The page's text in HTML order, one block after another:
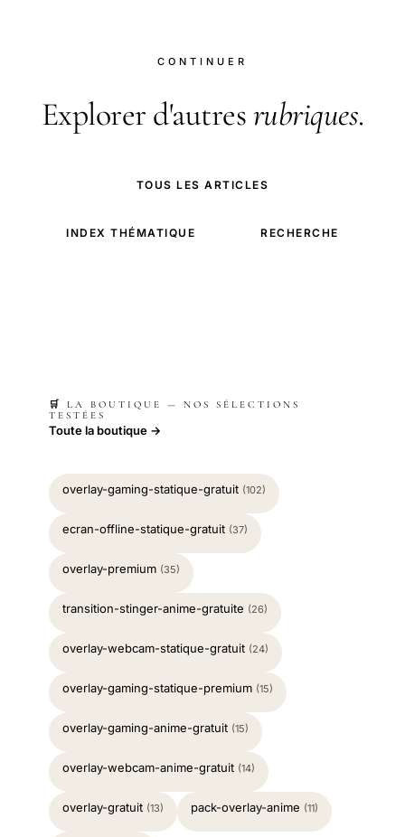
CONTINUER
Explorer d'autresrubriques.
TOUS LES ARTICLES
INDEX THÉMATIQUE RECHERCHE
🛒 LA BOUTIQUE — NOS SÉLECTIONS
TESTÉES
Toute la boutique →
overlay-gaming-statique-gratuit (102)
ecran-offline-statique-gratuit (37)
overlay-premium (35)
transition-stinger-anime-gratuite (26)
overlay-webcam-statique-gratuit (24)
overlay-gaming-statique-premium (15)
overlay-gaming-anime-gratuit (15)
overlay-webcam-anime-gratuit (14)
overlay-gratuit (13) pack-overlay-anime (11)